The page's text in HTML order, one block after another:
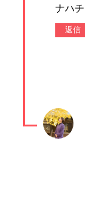
ナハチ
返信